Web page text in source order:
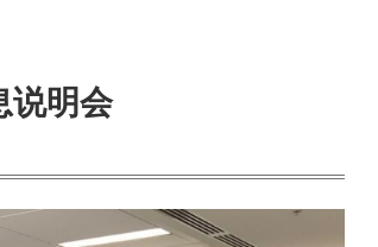
说明会
Read more